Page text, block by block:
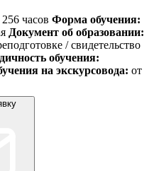
256 часов Форма обучения:
Документ об образовании:
/ свидетельство
обучения:
на экскурсовода: от